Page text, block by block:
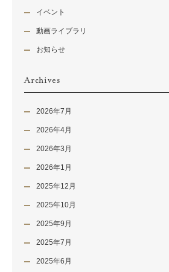
イベント
動画ライブラリ
お知らせ
Archives
2026年7月
2026年4月
2026年3月
2026年1月
2025年12月
2025年10月
2025年9月
2025年7月
2025年6月